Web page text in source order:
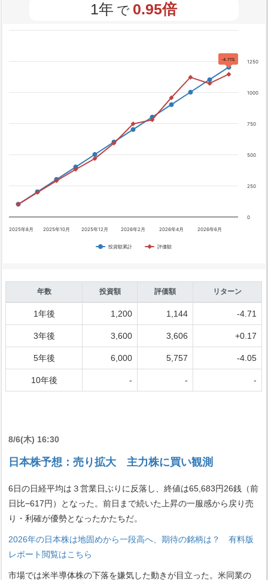
1年 で 0.95倍
-4.71%
投資額累計 評価額
2025年8月 2025年10月 2025年12月 2026年2月 2026年4月 2026年6月
0
250
500
750
1000
1250
年数 投資額 評価額 リターン
1年後 1,200 1,144 -4.71
3年後 3,600 3,606 +0.17
5年後 6,000 5,757 -4.05
10年後 - - -
8/6(木) 16:30
日本株予想：売り拡大 主力株に買い観測
6日の日経平均は３営業日ぶりに反落し、終値は65,683円26銭（前
日比−617円）となった。前日まで続いた上昇の一服感から戻り売
り・利確が優勢となったかたちだ。
2026年の日本株は地固めから一段高へ、期待の銘柄は？ 有料版
レポート閲覧はこちら
市場では米半導体株の下落を嫌気した動きが目立った。米同業の